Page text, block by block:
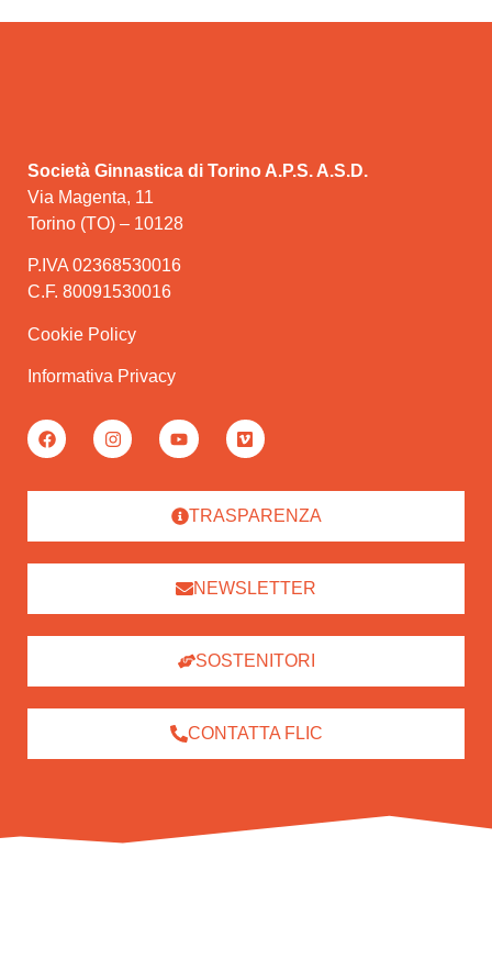
Società Ginnastica di Torino A.P.S. A.S.D.
Via Magenta, 11
Torino (TO) – 10128
P.IVA 02368530016
C.F. 80091530016
Cookie Policy
Informativa Privacy
TRASPARENZA
NEWSLETTER
SOSTENITORI
CONTATTA FLIC